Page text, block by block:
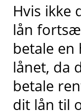
Hvis ikke
lån
betale en
lånet, da
betale
dit lån til